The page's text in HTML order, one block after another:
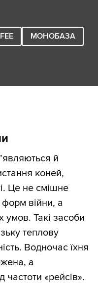
МОНОБАЗА
й
коней,
Це не смішне
війни, а
умов. Такі засоби
теплову
Водночас їхня
а
частоти «рейсів».